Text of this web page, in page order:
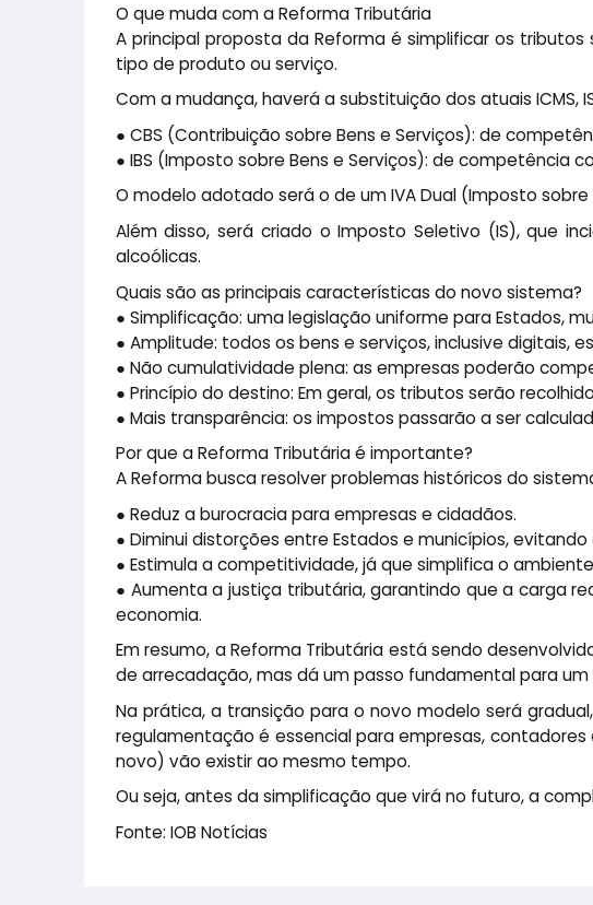
O que muda com a Reforma Tributária
A principal proposta da Reforma é simplificar os
tipo de produto ou serviço.
Com a mudança, haverá a substituição dos atuais ICMS,
● CBS (Contribuição sobre Bens e Serviços): de
● IBS (Imposto sobre Bens e Serviços): de competência
O modelo adotado será o de um IVA Dual (Imposto
Além disso, será criado o Imposto Seletivo (IS), que
alcoólicas.
Quais são as principais características do novo sistema?
● Simplificação: uma legislação uniforme para Estados,
● Amplitude: todos os bens e serviços, inclusive digitais,
● Não cumulatividade plena: as empresas poderão
● Princípio do destino: Em geral, os tributos serão
● Mais transparência: os impostos passarão a ser
Por que a Reforma Tributária é importante?
A Reforma busca resolver problemas históricos do
● Reduz a burocracia para empresas e cidadãos.
● Diminui distorções entre Estados e municípios, evitando
● Estimula a competitividade, já que simplifica o
● Aumenta a justiça tributária, garantindo que a carga
economia.
Em resumo, a Reforma Tributária está sendo
de arrecadação, mas dá um passo fundamental para
Na prática, a transição para o novo modelo será
regulamentação é essencial para empresas,
novo) vão existir ao mesmo tempo.
Ou seja, antes da simplificação que virá no futuro, a
Fonte: IOB Notícias